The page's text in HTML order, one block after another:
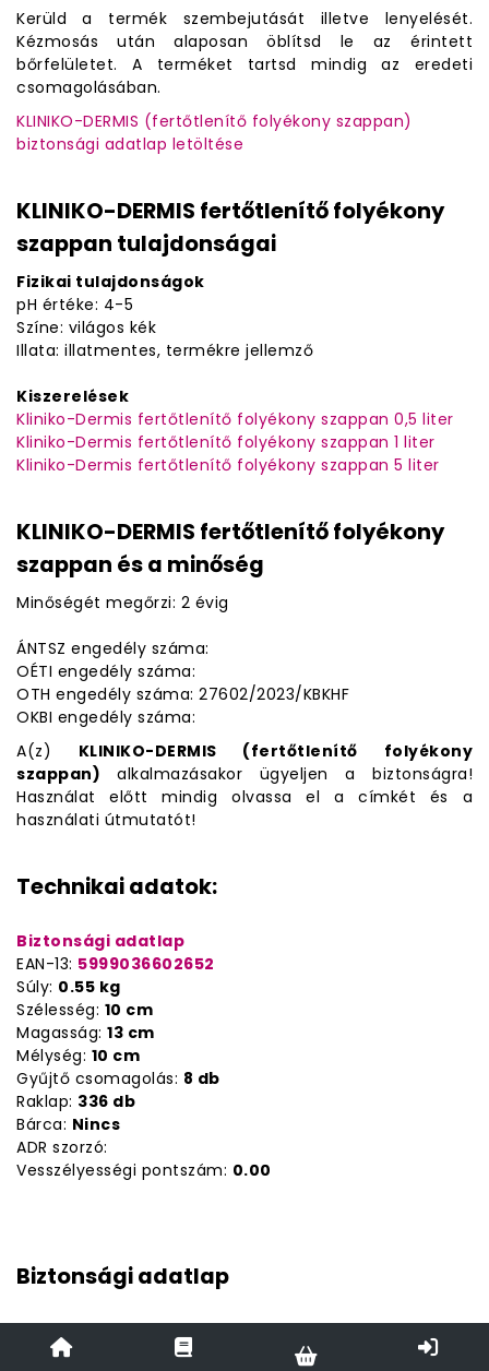
Kerüld a termék szembejutását illetve lenyelését.
Kézmosás után alaposan öblítsd le az érintett
bőrfelületet. A terméket tartsd mindig az eredeti
csomagolásában.
KLINIKO-DERMIS (fertőtlenítő folyékony szappan)
biztonsági adatlap letöltése
KLINIKO-DERMIS fertőtlenítő folyékony
szappan tulajdonságai
Fizikai tulajdonságok
pH értéke: 4-5
Színe: világos kék
Illata: illatmentes, termékre jellemző
Kiszerelések
Kliniko-Dermis fertőtlenítő folyékony szappan 0,5 liter
Kliniko-Dermis fertőtlenítő folyékony szappan 1 liter
Kliniko-Dermis fertőtlenítő folyékony szappan 5 liter
KLINIKO-DERMIS fertőtlenítő folyékony
szappan és a minőség
Minőségét megőrzi: 2 évig
ÁNTSZ engedély száma:
OÉTI engedély száma:
OTH engedély száma: 27602/2023/KBKHF
OKBI engedély száma:
A(z) KLINIKO-DERMIS (fertőtlenítő folyékony
szappan) alkalmazásakor ügyeljen a biztonságra!
Használat előtt mindig olvassa el a címkét és a
használati útmutatót!
Technikai adatok:
Biztonsági adatlap
EAN-13: 5999036602652
Súly: 0.55 kg
Szélesség: 10 cm
Magasság: 13 cm
Mélység: 10 cm
Gyűjtő csomagolás: 8 db
Raklap: 336 db
Bárca: Nincs
ADR szorzó:
Vesszélyességi pontszám: 0.00
Biztonsági adatlap
megjelenítéséhez!